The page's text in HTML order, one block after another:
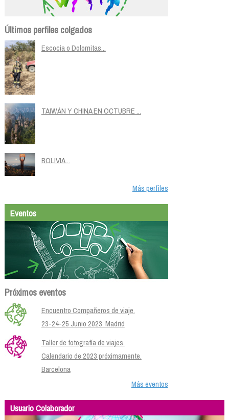
Últimos perfiles colgados
Escocia o Dolomitas...
TAIWÁN Y CHINA EN OCTUBRE ...
BOLIVIA...
Más perfiles
Eventos
Próximos eventos
Encuentro Compañeros de viaje.
23-24-25 Junio 2023. Madrid
Taller de fotografía de viajes.
Calendario de 2023 próximamente.
Barcelona
Más eventos
Usuario Colaborador